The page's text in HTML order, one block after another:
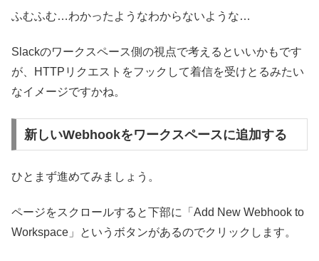
ふむふむ…わかったようなわからないような…
Slackのワークスペース側の視点で考えるといいかもです
が、HTTPリクエストをフックして着信を受けとるみたい
なイメージですかね。
新しいWebhookをワークスペースに追加する
ひとまず進めてみましょう。
ページをスクロールすると下部に「Add New Webhook to
Workspace」というボタンがあるのでクリックします。